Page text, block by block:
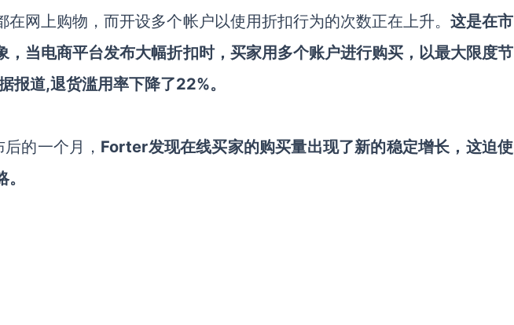
网上购物，而开设多个帐户以使用折扣行为的次数正在上升。 这是在市
，当电商平台发布大幅折扣时，买家用多个账户进行购买，以最大限度节
报道,退货滥用率下降了22%。
的一个月， Forter发现在线买家的购买量出现了新的稳定增长，这迫使